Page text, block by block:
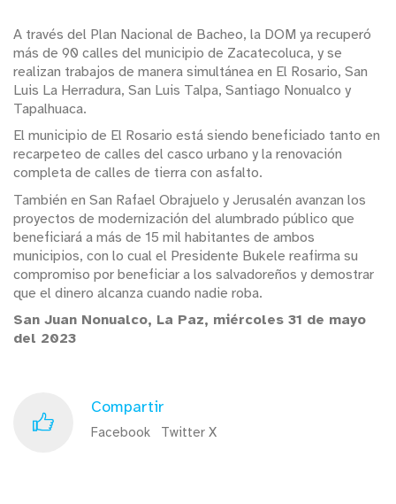
A través del Plan Nacional de Bacheo, la DOM ya recuperó
más de 90 calles del municipio de Zacatecoluca, y se
realizan trabajos de manera simultánea en El Rosario, San
Luis La Herradura, San Luis Talpa, Santiago Nonualco y
Tapalhuaca.
El municipio de El Rosario está siendo beneficiado tanto en
recarpeteo de calles del casco urbano y la renovación
completa de calles de tierra con asfalto.
También en San Rafael Obrajuelo y Jerusalén avanzan los
proyectos de modernización del alumbrado público que
beneficiará a más de 15 mil habitantes de ambos
municipios, con lo cual el Presidente Bukele reafirma su
compromiso por beneficiar a los salvadoreños y demostrar
que el dinero alcanza cuando nadie roba.
San Juan Nonualco, La Paz, miércoles 31 de mayo
del 2023
Compartir
Facebook Twitter X